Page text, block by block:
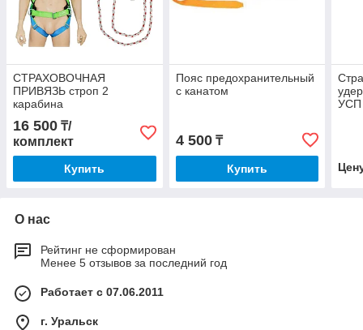
СТРАХОВОЧНАЯ
ПРИВЯЗЬ строп 2
карабина
16 500 ₸/
комплект
Купить
Пояс предохранительный
с канатом
4 500₸
Купить
УСП
О нас
Рейтинг не сформирован
Менее 5 отзывов за последний год
Работает с 07.06.2011
г. Уральск